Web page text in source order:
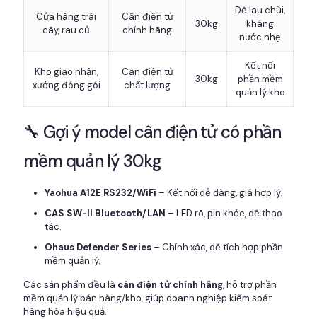
Cửa hàng trái
cây, rau củ
Cân điện tử
chính hãng
30kg
Dễ lau chùi,
kháng
nước nhẹ
Kho giao nhận,
xưởng đóng gói
Cân điện tử
chất lượng
30kg
Kết nối
phần mềm
quản lý kho
🔧 Gợi ý model cân điện tử có phần
mềm quản lý 30kg
Yaohua A12E RS232/WiFi – Kết nối dễ dàng, giá hợp lý.
CAS SW-II Bluetooth/LAN – LED rõ, pin khỏe, dễ thao
tác.
Ohaus Defender Series – Chính xác, dễ tích hợp phần
mềm quản lý.
Các sản phẩm đều là cân điện tử chính hãng, hỗ trợ phần
mềm quản lý bán hàng/kho, giúp doanh nghiệp kiểm soát
hàng hóa hiệu quả.